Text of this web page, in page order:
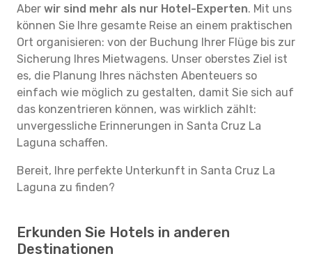
Aber wir sind mehr als nur Hotel-Experten. Mit uns
können Sie Ihre gesamte Reise an einem praktischen
Ort organisieren: von der Buchung Ihrer Flüge bis zur
Sicherung Ihres Mietwagens. Unser oberstes Ziel ist
es, die Planung Ihres nächsten Abenteuers so
einfach wie möglich zu gestalten, damit Sie sich auf
das konzentrieren können, was wirklich zählt:
unvergessliche Erinnerungen in Santa Cruz La
Laguna schaffen.
Bereit, Ihre perfekte Unterkunft in Santa Cruz La
Laguna zu finden?
Erkunden Sie Hotels in anderen
Destinationen